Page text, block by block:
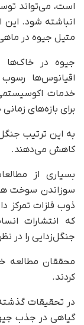
است، می‌تواند
انباشته شود.
متیل جیوه در
جیوه در خاک‌ها
اقیانوس‌ها
خدمات
برای بازه‌های
به این ترتیب
کاهش می‌دهند.
بسیاری از
سوزاندن سوخت
ذوب فلزات تمرکز
که انتشارات
جنگل‌زدایی را در
محققان مطالعه
کردند.
در تحقیقات
گیاهی در جذب